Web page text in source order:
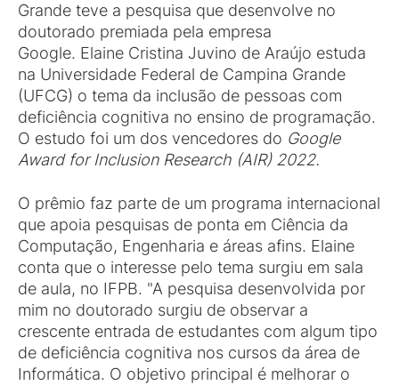
Grande teve a pesquisa que desenvolve no
doutorado premiada pela empresa
Google. Elaine Cristina Juvino de Araújo estuda
na Universidade Federal de Campina Grande
(UFCG) o tema da inclusão de pessoas com
deficiência cognitiva no ensino de programação.
O estudo foi um dos vencedores do Google
Award for Inclusion Research (AIR) 2022.
O prêmio faz parte de um programa internacional
que apoia pesquisas de ponta em Ciência da
Computação, Engenharia e áreas afins. Elaine
conta que o interesse pelo tema surgiu em sala
de aula, no IFPB. "A pesquisa desenvolvida por
mim no doutorado surgiu de observar a
crescente entrada de estudantes com algum tipo
de deficiência cognitiva nos cursos da área de
Informática. O objetivo principal é melhorar o